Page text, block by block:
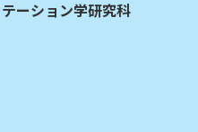
ーション学研究科